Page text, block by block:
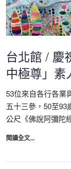
台北館 / 慶
中極尊」素
53位來自各行各業
五十三參，50至93
公尺《佛說阿彌陀
閱讀全文...